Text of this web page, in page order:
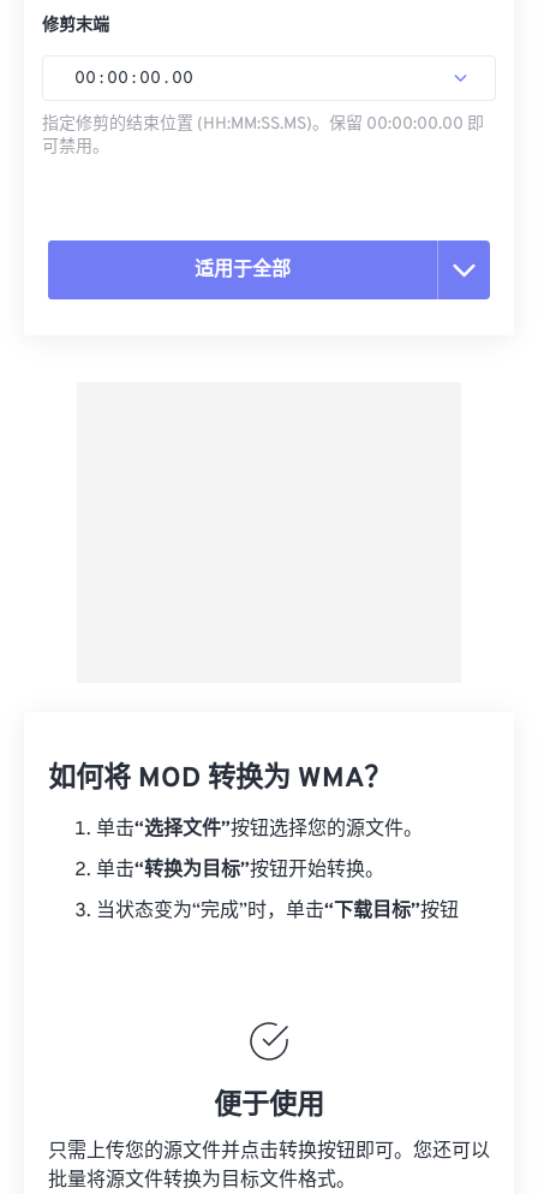
修剪末端
00 : 00 : 00 . 00
指定修剪的结束位置 (HH:MM:SS.MS)。保留 00:00:00.00 即
可禁用。
适用于全部
如何将 MOD 转换为 WMA？
单击“选择文件”按钮选择您的源文件。
单击“转换为目标”按钮开始转换。
当状态变为“完成”时，单击“下载目标”按钮
便于使用
只需上传您的源文件并点击转换按钮即可。您还可以
批量将源文件转换为目标文件格式。